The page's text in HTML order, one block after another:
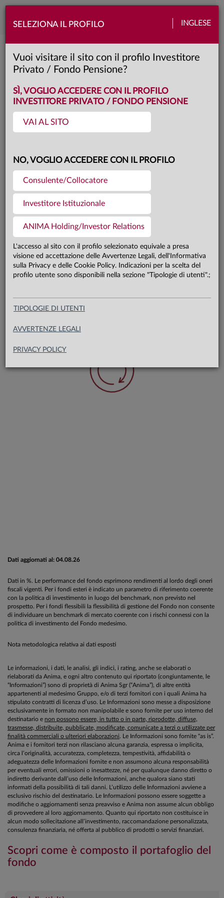
SELEZIONA IL PROFILO INGLESE
Vuoi visitare il sito con il profilo Investitore
Privato / Fondo Pensione?
SÌ, VOGLIO ACCEDERE CON IL PROFILO
INVESTITORE PRIVATO / FONDO PENSIONE
VAI AL SITO
NO, VOGLIO ACCEDERE CON IL PROFILO
Consulente/Collocatore
Investitore Istituzionale
ANIMA Holding/Investor Relations
L'accesso al sito con il profilo selezionato equivale a presa
visione ed accettazione delle Avvertenze Legali, dell'Informativa
sulla Privacy e delle Cookie Policy. Indicazioni per la scelta del
profilo utente sono disponibili nella sezione "Tipologie di utenti".;
TIPOLOGIE DI UTENTI
AVVERTENZE LEGALI
PRIVACY POLICY
Toggle
ANIMA Credit Opportunities
Classe: I
Questa è una comunicazione di marketing. Si prega di consultare il prospetto e
Performance
di periodo
2016 2017 2018 2019 2020
precedente; di conseguenza nel corso del primo trimestre di ogni anno coincide
Dati aggiornati al: 04.08.26
Dati in %. Le performance del fondo esprimono rendimenti al lordo degli oneri
fiscali vigenti. Per i fondi esteri è indicato un parametro di riferimento coerente
con la politica di investimento in luogo del benchmark, non previsto nel
prospetto. Per i fondi flessibili la flessibilità di gestione del Fondo non consente
di individuare un benchmark di mercato coerente con i rischi connessi con la
politica di investimento del Fondo medesimo.
Nota metodologica relativa ai dati esposti
Le informazioni, i dati, le analisi, gli indici, i rating, anche se elaborati o
rielaborati da Anima, e ogni altro contenuto qui riportato (congiuntamente, le
“Informazioni”) sono di proprietà di Anima Sgr (“Anima”), di altre entità
appartenenti al medesimo Gruppo, e/o di terzi fornitori con i quali Anima ha
stipulato contratti di licenza d’uso. Le Informazioni sono messe a disposizione
esclusivamente in formato non manipolabile e sono fornite per uso interno del
destinatario e non possono essere, in tutto o in parte, riprodotte, diffuse,
trasmesse, distribuite, pubblicate, modificate, comunicate a terzi o utilizzate per
finalità commerciali o ulteriori elaborazioni. Le Informazioni sono fornite “as is”.
Anima e i fornitori terzi non rilasciano alcuna garanzia, espressa o implicita,
circa l’originalità, accuratezza, completezza, tempestività, affidabilità o
adeguatezza delle Informazioni fornite e non assumono alcuna responsabilità
per eventuali errori, omissioni o inesattezze, né per qualunque danno diretto o
indiretto derivante dall’uso delle Informazioni, anche qualora siano stati
informati della possibilità di tali danni. L’utilizzo delle Informazioni avviene a
esclusivo rischio del destinatario. Le Informazioni possono essere soggette a
modifiche o aggiornamenti senza preavviso e Anima non assume alcun obbligo
di provvedere al loro aggiornamento. Quanto qui riportato non costituisce in
alcun modo sollecitazione all’investimento, raccomandazione personalizzata,
consulenza finanziaria, né offerta al pubblico di prodotti o servizi finanziari.
Scopri come è composto il portafoglio del
fondo